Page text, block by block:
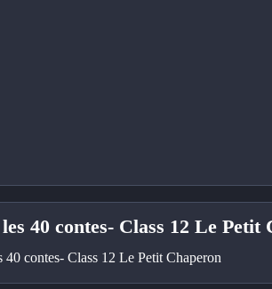
40 contes- Class 12 Le Petit
40 contes- Class 12 Le Petit Chaperon